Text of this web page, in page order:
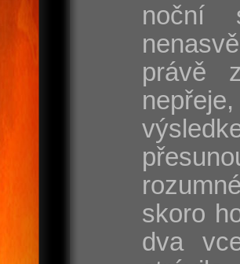
noční
právě
skoro
dva